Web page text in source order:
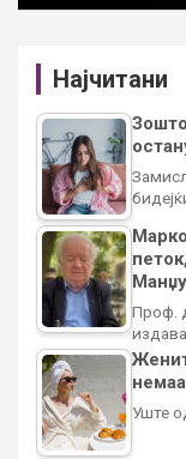
Најчитани
Проф.
Уште